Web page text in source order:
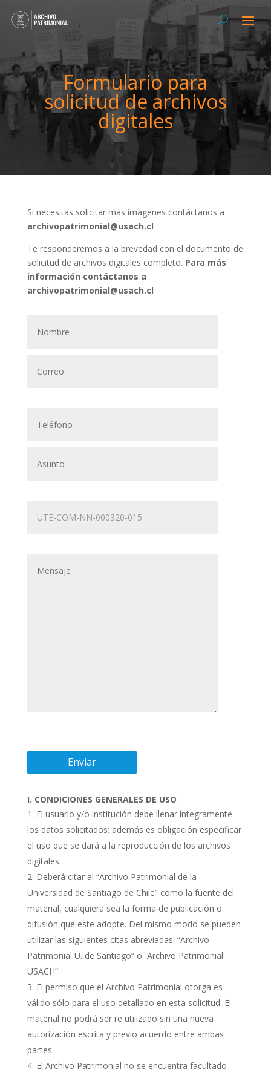
Formulario para
solicitud de archivos
digitales
Si necesitas solicitar más imágenes contáctanos a
archivopatrimonial@usach.cl
Te responderemos a la brevedad con el documento de
solicitud de archivos digitales completo. Para más
información contáctanos a
archivopatrimonial@usach.cl
I. CONDICIONES GENERALES DE USO
El usuario y/o institución debe llenar íntegramente
los datos solicitados; además es obligación especificar
el uso que se dará a la reproducción de los archivos
digitales.
Deberá citar al “Archivo Patrimonial de la
Universidad de Santiago de Chile” como la fuente del
material, cualquiera sea la forma de publicación o
difusión que este adopte. Del mismo modo se pueden
utilizar las siguientes citas abreviadas: “Archivo
Patrimonial U. de Santiago” o Archivo Patrimonial
USACH”.
El permiso que el Archivo Patrimonial otorga es
válido sólo para el uso detallado en esta solicitud. El
material no podrá ser re utilizado sin una nueva
autorización escrita y previo acuerdo entre ambas
partes.
El Archivo Patrimonial no se encuentra facultado